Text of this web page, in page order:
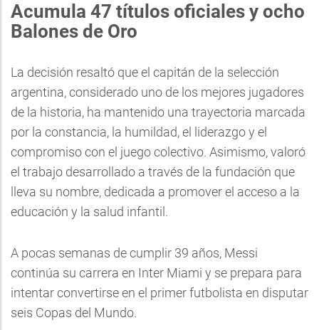
Acumula 47 títulos oficiales y ocho
Balones de Oro
La decisión resaltó que el capitán de la selección
argentina, considerado uno de los mejores jugadores
de la historia, ha mantenido una trayectoria marcada
por la constancia, la humildad, el liderazgo y el
compromiso con el juego colectivo. Asimismo, valoró
el trabajo desarrollado a través de la fundación que
lleva su nombre, dedicada a promover el acceso a la
educación y la salud infantil.
A pocas semanas de cumplir 39 años, Messi
continúa su carrera en Inter Miami y se prepara para
intentar convertirse en el primer futbolista en disputar
seis Copas del Mundo.